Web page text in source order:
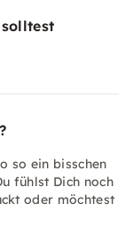
so ein bisschen
fühlst Dich noch
oder möchtest